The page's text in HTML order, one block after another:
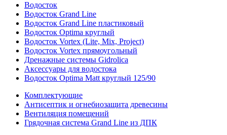
Водосток
Водосток Grand Line
Водосток Grand Line пластиковый
Водосток Optima круглый
Водосток Vortex (Lite, Mix, Project)
Водосток Vortex прямоугольный
Дренажные системы Gidrolica
Аксессуары для водостока
Водосток Optima Matt круглый 125/90
Комплектующие
Антисептик и огнебиозащита древесины
Вентиляция помещений
Грядочная система Grand Line из ДПК